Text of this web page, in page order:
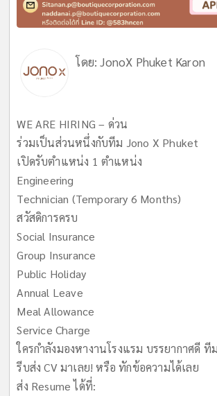
โดย:JonoX Phuket Karon
WE ARE HIRING – ด่วน
ร่วมเป็นส่วนหนึ่งกับทีม Jono X Phuket
เปิดรับตำแหน่ง 1 ตำแหน่ง
Engineering
Technician (Temporary 6 Months)
สวัสดิการครบ
Social Insurance
Group Insurance
Public Holiday
Annual Leave
Meal Allowance
Service Charge
ใครกำลังมองหางานโรงแรม บรรยากาศดี ที
รีบส่ง CV มาเลย! หรือ ทักข้อความได้เลย
ส่ง Resume ได้ที่: